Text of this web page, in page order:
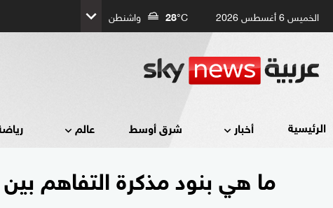
الخميس 6 أغسطس 2026 28°C واشنطن
الرئيسية أخبار شرق أوسط عالم
ما هي بنود مذكرة التفاهم بين